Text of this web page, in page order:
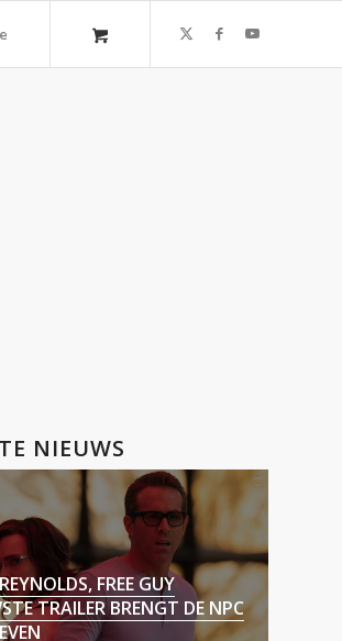
NIEUWS
FREE GUY
TRAILER BRENGT DE NPC